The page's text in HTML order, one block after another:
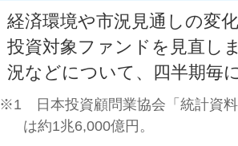
経済環境や市況見通しの変
投資対象ファンドを見直し
況などについて、四半期毎
※1 日本投資顧問業協会「統計資料
は約1兆6,000億円。